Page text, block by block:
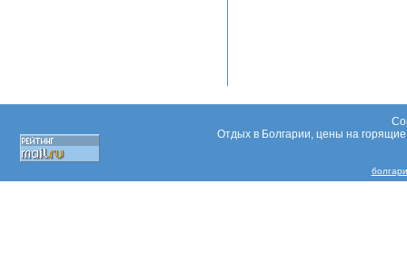
Отдых в Болгарии, цены на горящие